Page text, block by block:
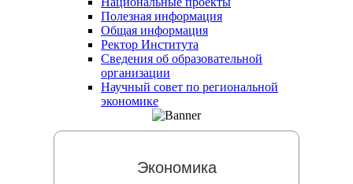
Полезная информация
Общая информация
Ректор Института
Сведения об образовательной
организации
Научный совет по региональной
экономике
Экономика